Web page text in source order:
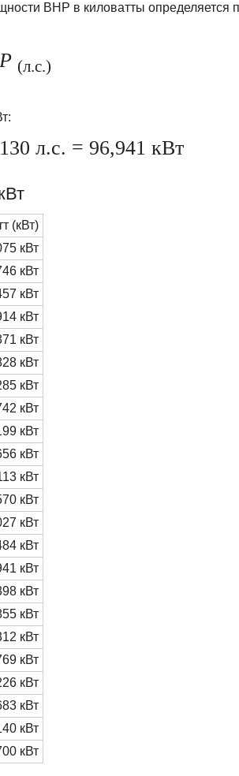
BHP в киловатты определяется
P (л.с.)
л.с. = 96,941 кВт
(кВт)
кВт
кВт
кВт
кВт
кВт
кВт
кВт
кВт
кВт
кВт
кВт
кВт
кВт
кВт
кВт
кВт
кВт
кВт
кВт
кВт
кВт
кВт
кВт